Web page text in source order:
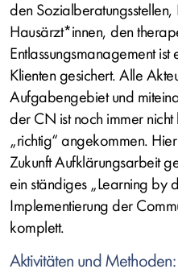
den Sozialberatungsstellen,
Hausärzt*innen, den
Entlassungsmanagement
Klienten gesichert. Alle
Aufgabengebiet und
der CN ist noch immer
„richtig“ angekommen.
Zukunft Aufklärungsarbeit
ein ständiges „Learning by
Implementierung der
komplett.
Aktivitäten und Methoden: